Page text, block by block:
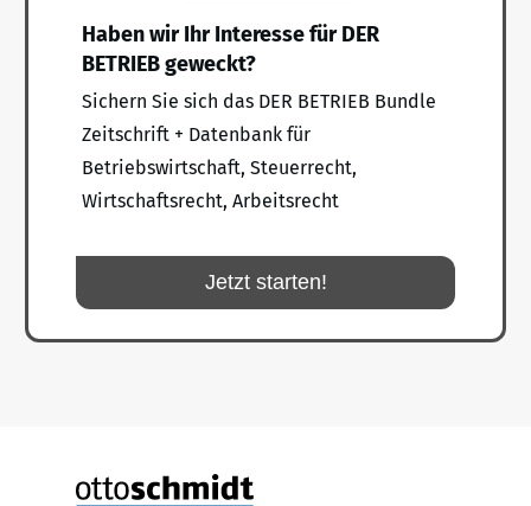
Haben wir Ihr Interesse für DER
BETRIEB geweckt?
Sichern Sie sich das DER BETRIEB Bundle
Zeitschrift + Datenbank für
Betriebswirtschaft, Steuerrecht,
Wirtschaftsrecht, Arbeitsrecht
Jetzt starten!